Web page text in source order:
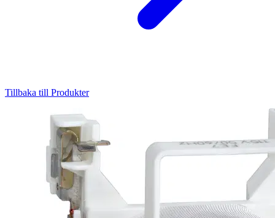
Tillbaka till Produkter